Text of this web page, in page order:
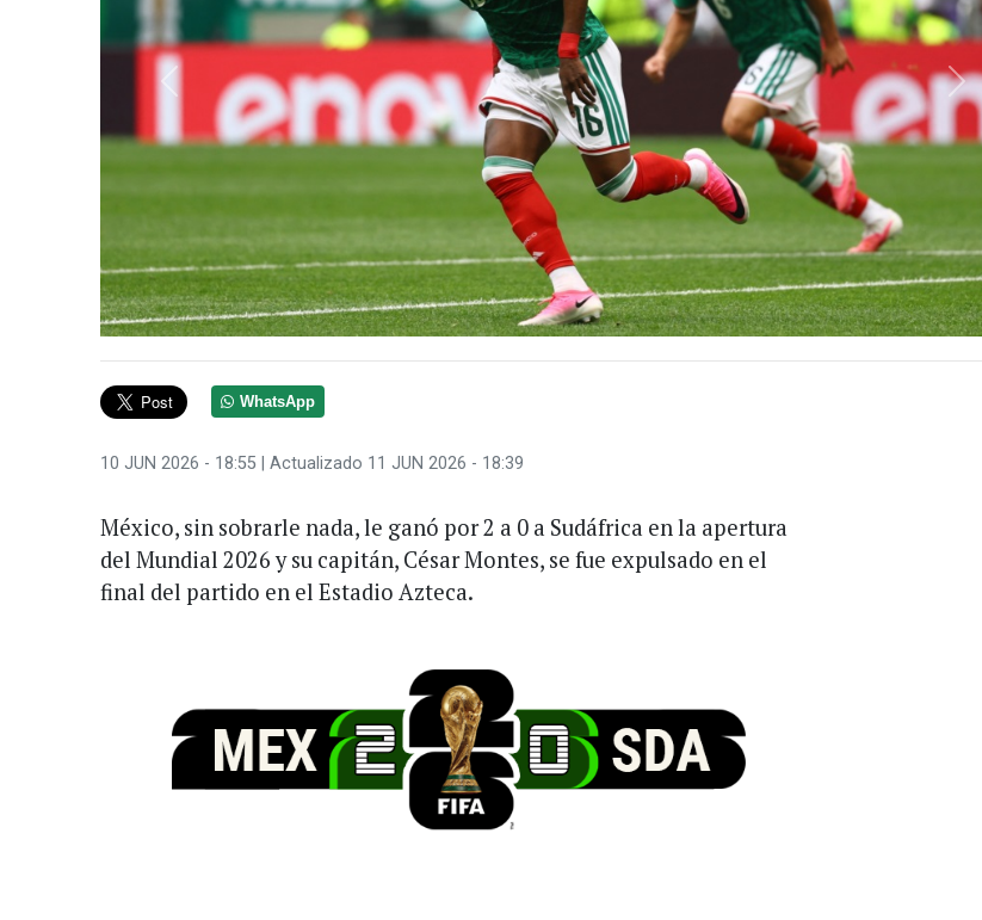
Anterior
WhatsApp
10 JUN 2026 - 18:55 | Actualizado 11 JUN 2026 - 18:39
México, sin sobrarle nada, le ganó por 2 a 0 a Sudáfrica en la apertura
del Mundial 2026 y su capitán, César Montes, se fue expulsado en el
final del partido en el Estadio Azteca.